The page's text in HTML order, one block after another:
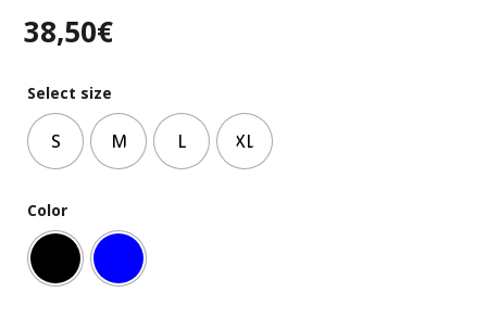
38,50€
Select size
S M L XL
Color